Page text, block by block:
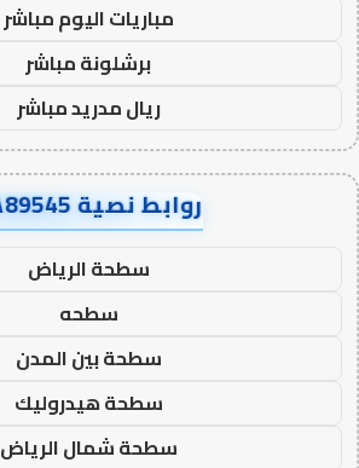
مباريات اليوم مباشر
برشلونة مباشر
ريال مدريد مباشر
روابط نصية AA89545
سطحة الرياض
سطحه
سطحة بين المدن
سطحة هيدروليك
سطحة شمال الرياض